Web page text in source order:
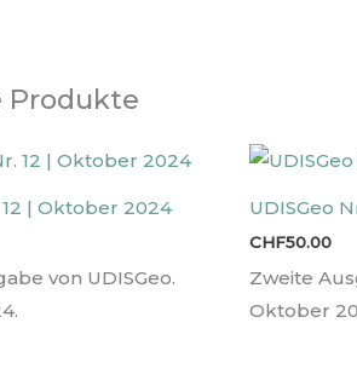
Produkte
12 | Oktober 2024
von UDISGeo.
UDISGeo
CHF50.00
Zweite
Oktober